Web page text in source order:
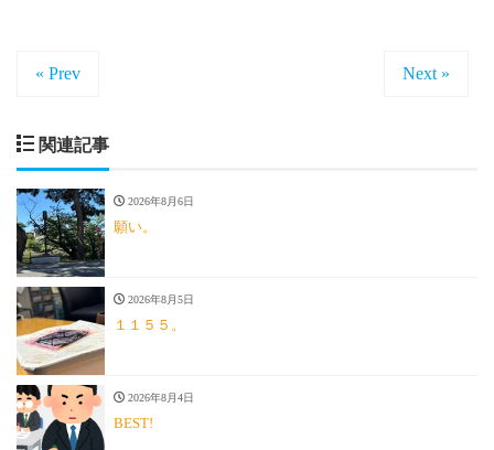
« Prev Next »
関連記事
2026年8月6日
願い。
2026年8月5日
１１５５。
2026年8月4日
BEST!